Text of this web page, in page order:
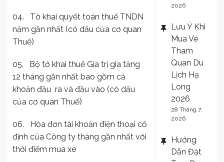
04. Tờ khai quyết toán thuế TNDN
năm gần nhất (có dấu của cơ quan
Thuế)
05. Bộ tờ khai thuế Gía trị gia tăng
12 tháng gần nhất bao gồm cả
khoản đầu ra và đầu vào (có dấu
của cơ quan Thuế)
06. Hóa đơn tài khoản điện thoại cố
định của Công ty tháng gần nhất với
thời điểm mua xe
2026
Lưu Ý Khi
Mua Vé
Tham
Quan Du
Lịch Hạ
Long
2026
28 Tháng 7,
2026
Hướng
Dẫn Đặt